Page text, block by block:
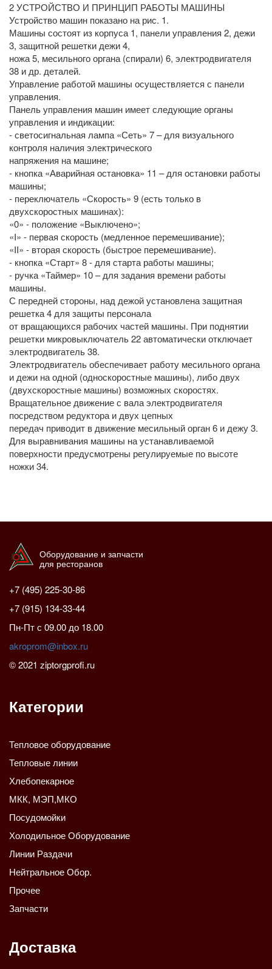
2 УСТРОЙСТВО И ПРИНЦИП РАБОТЫ МАШИНЫ
Устройство машин показано на рис. 1.
Машины состоят из корпуса 1, панели управления 2, дежи
3, защитной решетки дежи 4,
ножа 5, месильного органа (спирали) 6, электродвигателя
38 и др. деталей.
Управление работой машины осуществляется с панели
управления.
Панель управления машин имеет следующие органы
управления и индикации:
- светосигнальная лампа «Сеть» 7 – для визуального
контроля наличия электрического
напряжения на машине;
- кнопка «Аварийная остановка» 11 – для остановки работы
машины;
- переключатель «Скорость» 9 (есть только в
двухскоростных машинах):
«0» - положение «Выключено»;
«I» - первая скорость (медленное перемешивание);
«II» - вторая скорость (быстрое перемешивание).
- кнопка «Старт» 8 - для старта работы машины;
- ручка «Таймер» 10 – для задания времени работы
машины.
С передней стороны, над дежой установлена защитная
решетка 4 для защиты персонала
от вращающихся рабочих частей машины. При поднятии
решетки микровыключатель 22 автоматически отключает
электродвигатель 38.
Электродвигатель обеспечивает работу месильного органа
и дежи на одной (односкоростные машины), либо двух
(двухскоростные машины) возможных скоростях.
Вращательное движение с вала электродвигателя
посредством редуктора и двух цепных
передач приводит в движение месильный орган 6 и дежу 3.
Для выравнивания машины на устанавливаемой
поверхности предусмотрены регулируемые по высоте
ножки 34.
Оборудование и запчасти
для ресторанов
+7 (495) 225-30-86
+7 (915) 134-33-44
Пн-Пт с 09.00 до 18.00
akroprom@inbox.ru
© 2021 ziptorgprofi.ru
Категории
Тепловое оборудование
Тепловые линии
Хлебопекарное
МКК, МЭП,МКО
Посудомойки
Холодильное Оборудование
Линии Раздачи
Нейтральное Обор.
Прочее
Запчасти
Доставка